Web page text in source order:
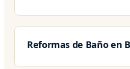
Reformas de Baño en